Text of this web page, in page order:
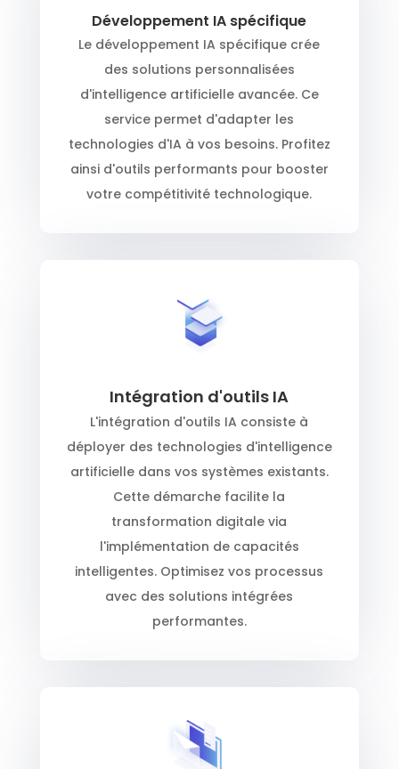
Développement IA spécifique
Le développement IA spécifique crée
des solutions personnalisées
d'intelligence artificielle avancée. Ce
service permet d'adapter les
technologies d'IA à vos besoins. Profitez
ainsi d'outils performants pour booster
votre compétitivité technologique.
Intégration d'outils IA
L'intégration d'outils IA consiste à
déployer des technologies d'intelligence
artificielle dans vos systèmes existants.
Cette démarche facilite la
transformation digitale via
l'implémentation de capacités
intelligentes. Optimisez vos processus
avec des solutions intégrées
performantes.